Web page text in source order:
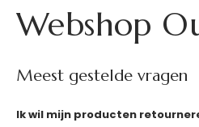
Webshop
Meest gestelde vragen
Ik wil mijn producten